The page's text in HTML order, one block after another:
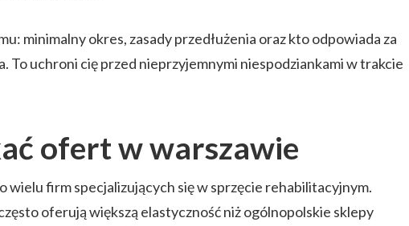
minimalny okres, zasady przedłużenia oraz kto odpowiada za
To uchroni cię przed nieprzyjemnymi niespodziankami w trakcie
ofert w warszawie
wielu firm specjalizujących się w sprzęcie rehabilitacyjnym.
oferują większą elastyczność niż ogólnopolskie sklepy